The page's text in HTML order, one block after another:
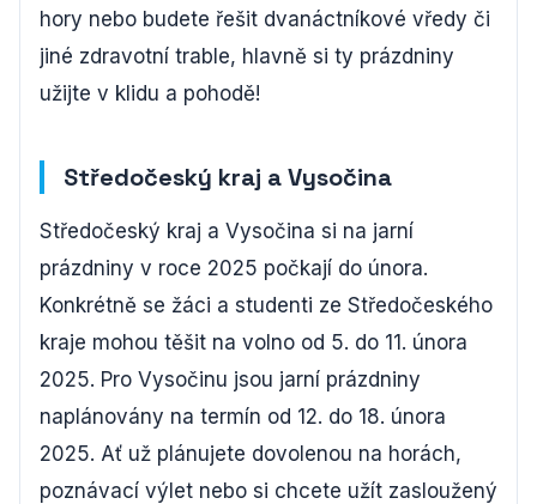
hory nebo budete řešit dvanáctníkové vředy či
jiné zdravotní trable, hlavně si ty prázdniny
užijte v klidu a pohodě!
Středočeský kraj a Vysočina
Středočeský kraj a Vysočina si na jarní
prázdniny v roce 2025 počkají do února.
Konkrétně se žáci a studenti ze Středočeského
kraje mohou těšit na volno od 5. do 11. února
2025. Pro Vysočinu jsou jarní prázdniny
naplánovány na termín od 12. do 18. února
2025. Ať už plánujete dovolenou na horách,
poznávací výlet nebo si chcete užít zasloužený